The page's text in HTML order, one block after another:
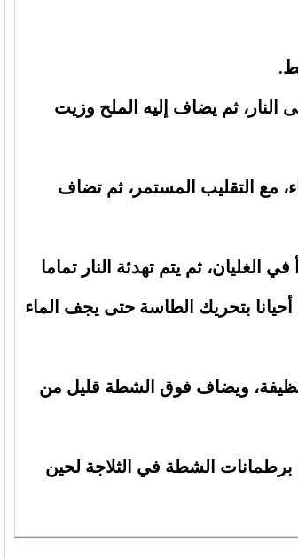
ثم يضاف إليه الملح وزيت
مع التقليب المستمر، ثم تضاف
ثم يتم تهدئة النار تماما
أحيانا بتحريك الطاسة حتى يجف الماء
نظيفة، ويضاف فوق الشطة قليل من
الشطة في الثلاجة لحين